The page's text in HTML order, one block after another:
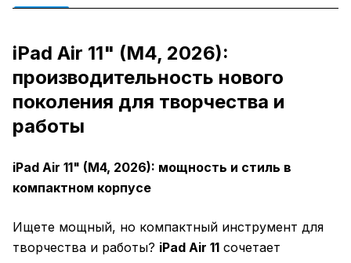
iPad Air 11" (M4, 2026):
производительность нового
поколения для творчества и
работы
iPad Air 11" (M4, 2026): мощность и стиль в
компактном корпусе
Ищете мощный, но компактный инструмент для
творчества и работы? iPad Air 11 сочетает